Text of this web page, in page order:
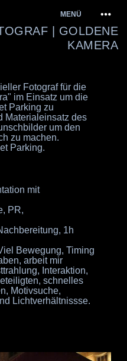
| GOLDENE
KAMERA
MENÜ
Fotograf für die
im Einsatz um die
Parking zu
Materialeinsatz des
um den
zu machen.
Parking.
mit
PR,
1h
Bewegung, Timing
arbeit mir
Interaktion,
schnelles
Motivsuche,
Lichtverhältnissse.